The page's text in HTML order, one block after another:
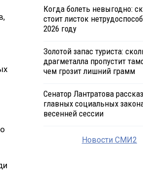
Когда болеть невыгодно:
стоит листок
2026 году
Золотой запас туриста:
драгметалла пропустит
чем грозит лишний грамм
Сенатор Лантратова
главных социальных
весенней сессии
Новости СМИ2